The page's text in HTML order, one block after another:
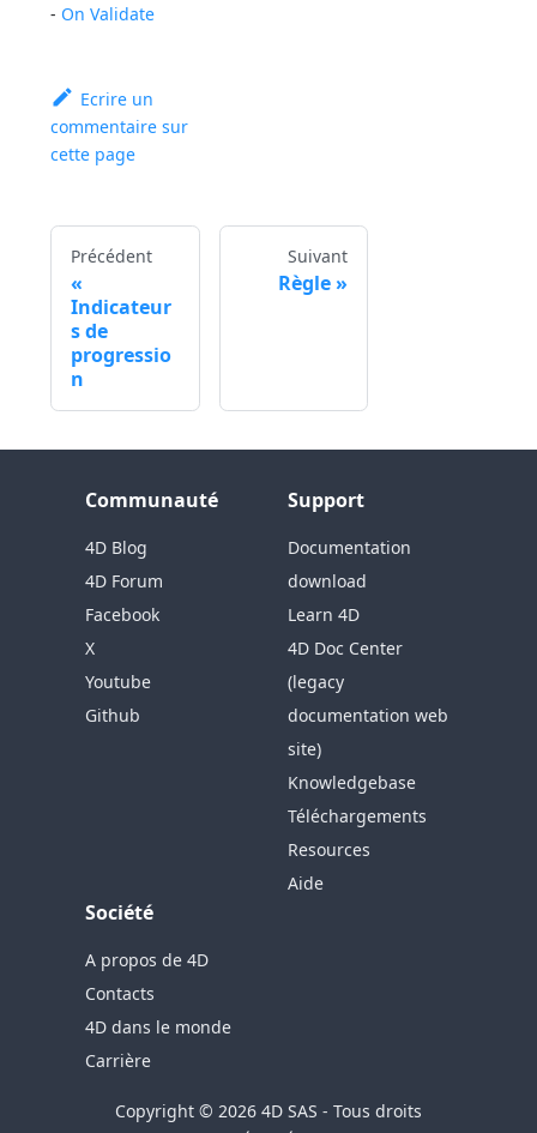
- On Validate
Ecrire un
commentaire sur
cette page
Précédent
Indicateur
s de
progressio
n
Suivant
Règle
Communauté
4D Blog
4D Forum
Facebook
X
Youtube
Github
Support
Documentation
download
Learn 4D
4D Doc Center
(legacy
documentation web
site)
Knowledgebase
Téléchargements
Resources
Aide
Société
A propos de 4D
Contacts
4D dans le monde
Carrière
Copyright © 2026 4D SAS - Tous droits